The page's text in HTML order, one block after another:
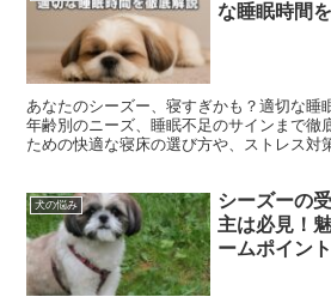
な睡眠時間
あなたのシーズー、寝すぎかも？適切な睡
年齢別のニーズ、睡眠不足のサインまで徹
ための快適な寝床の選び方や、ストレス対
犬の悩み
シーズーの
主は必見！
ームポイント